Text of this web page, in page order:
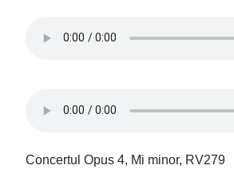
Concertul Opus 4, Mi minor, RV279